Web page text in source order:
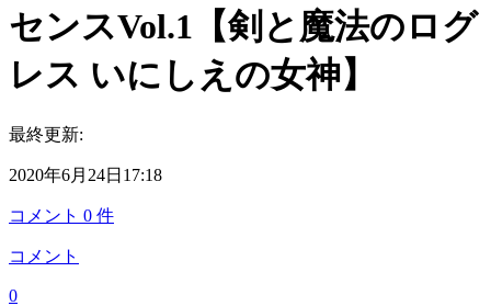
センスVol.1【剣と魔法のログ
レス いにしえの女神】
最終更新:
2020年6月24日17:18
コメント 0 件
コメント
0